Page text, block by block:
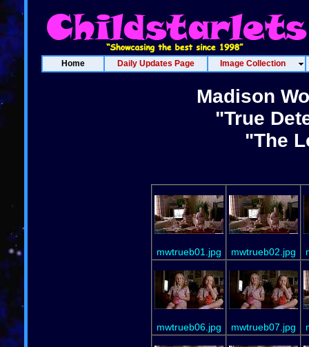
Home Daily Updates Page Image Collection
Madison
"True
"The
mwtrueb01.jpg mwtrueb02.jpg
mwtrueb06.jpg mwtrueb07.jpg